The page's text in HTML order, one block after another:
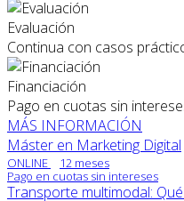
Evaluación
Continua con casos
Financiación
Pago en cuotas sin
MÁS INFORMACIÓN
Máster en Marketing Digital
ONLINE
12 meses
Pago en cuotas sin intereses
Transporte multimodal: